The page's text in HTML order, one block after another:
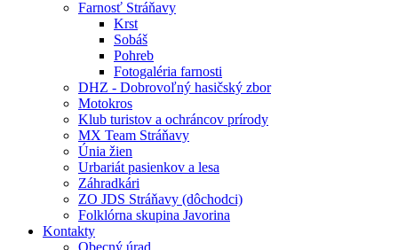
Farnosť Stráňavy
Krst
Sobáš
Pohreb
Fotogaléria farnosti
DHZ - Dobrovoľný hasičský zbor
Motokros
Klub turistov a ochráncov prírody
MX Team Stráňavy
Únia žien
Urbariát pasienkov a lesa
Záhradkári
ZO JDS Stráňavy (dôchodci)
Folklórna skupina Javorina
Kontakty
Obecný úrad